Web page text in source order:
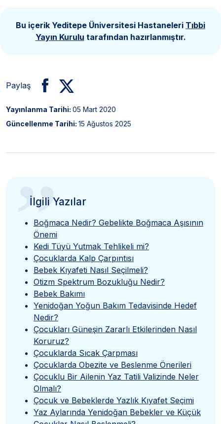
Bu içerik Yeditepe Üniversitesi Hastaneleri Tıbbi
Yayın Kurulu tarafından hazırlanmıştır.
Paylaş
Yayınlanma Tarihi: 05 Mart 2020
Güncellenme Tarihi: 15 Ağustos 2025
”
İlgili Yazılar
Boğmaca Nedir? Gebelikte Boğmaca Aşısının
Önemi
Kedi Tüyü Yutmak Tehlikeli mi?
Çocuklarda Kalp Çarpıntısı
Bebek Kıyafeti Nasıl Seçilmeli?
Otizm Spektrum Bozukluğu Nedir?
Bebek Bakımı
Yenidoğan Yoğun Bakım Tedavisinde Hedef
Nedir?
Çocukları Güneşin Zararlı Etkilerinden Nasıl
Koruruz?
Çocuklarda Sıcak Çarpması
Çocuklarda Obezite ve Beslenme Önerileri
Çocuklu Bir Ailenin Yaz Tatili Valizinde Neler
Olmalı?
Çocuk ve Bebeklerde Yazlık Kıyafet Seçimi
Yaz Aylarında Yenidoğan Bebekler ve Küçük